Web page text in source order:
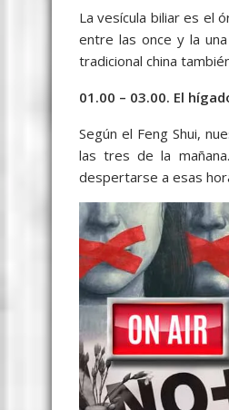
La vesícula biliar es el
entre las once y la
tradicional china
01.00 – 03.00. El
Según el Feng Shui,
las tres de la
despertarse a esas